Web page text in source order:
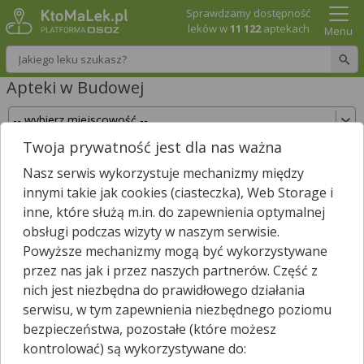
Wpisz nazwę leku
Sprawdzamy dostępność
leków w11 122aptekach Menu
Apteki w Budowej
Sprawdź, które apteki w Budowej posiadają Twój
lek i zarezerwuj go już teraz!
Wpisz nazwę leku
W pobliżu Budowej jest 15aptek.
Wybierz typ aptek
Twoja prywatność jest dla nas ważna
Nasz serwis wykorzystuje mechanizmy między
innymi takie jak cookies (ciasteczka), Web Storage i
inne, które służą m.in. do zapewnienia optymalnej
obsługi podczas wizyty w naszym serwisie.
Powyższe mechanizmy mogą być wykorzystywane
przez nas jak i przez naszych partnerów. Część z
nich jest niezbędna do prawidłowego działania
serwisu, w tym zapewnienia niezbędnego poziomu
bezpieczeństwa, pozostałe (które możesz
kontrolować) są wykorzystywane do: